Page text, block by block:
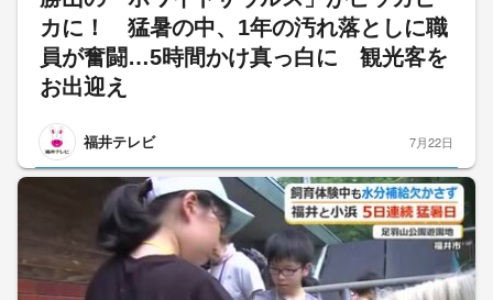
カに！ 猛暑の中、1年の汚れ落としに職
員が奮闘…5時間かけ真っ白に 観光客を
お出迎え
福井テレビ 7月22日